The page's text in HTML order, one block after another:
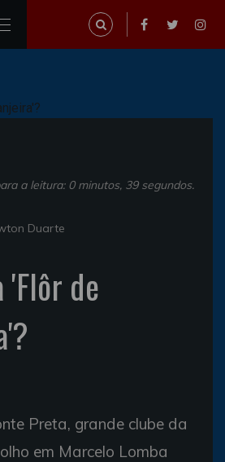
a leitura: 0 minutos, 39 segundos.
Duarte
'Flôr de
Preta, grande clube da
em Marcelo Lomba